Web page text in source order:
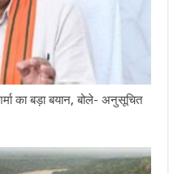
का बड़ा बयान, बोले- अनुसूचित